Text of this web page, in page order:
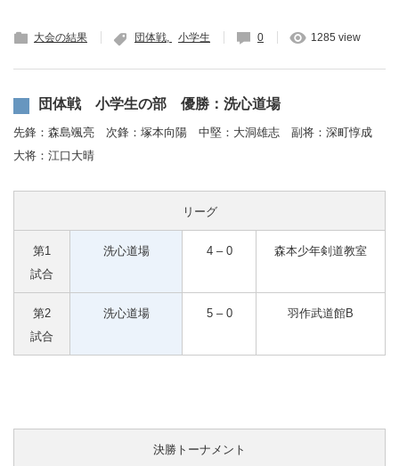
大会の結果 団体戦 小学生 0 1285 view
団体戦 小学生の部 優勝：洗心道場
先鋒：森島颯亮 次鋒：塚本向陽 中堅：大洞雄志 副将：深町惇成
大将：江口大晴
リーグ
第1
試合
洗心道場 4 – 0 森本少年剣道教室
第2
試合
洗心道場 5 – 0 羽作武道館B
決勝トーナメント